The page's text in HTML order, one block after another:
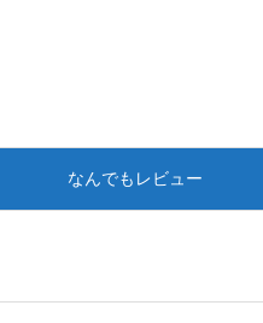
なんでもレビュー